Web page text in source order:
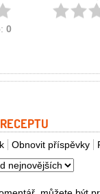
0
Obnovit příspěvky